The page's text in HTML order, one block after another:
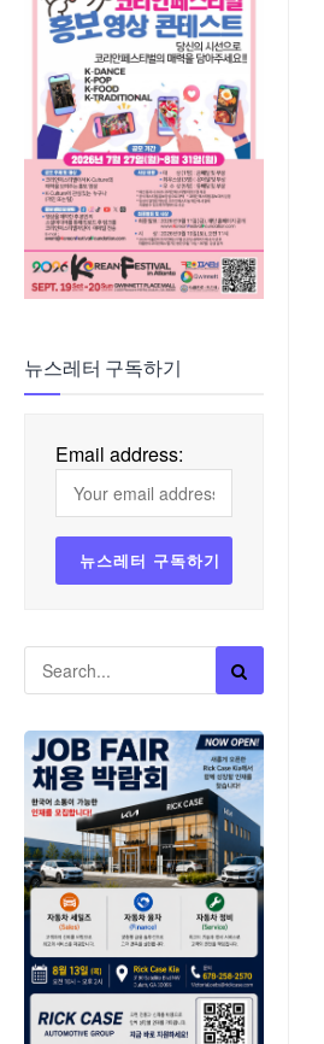
뉴스레터 구독하기
Email address: